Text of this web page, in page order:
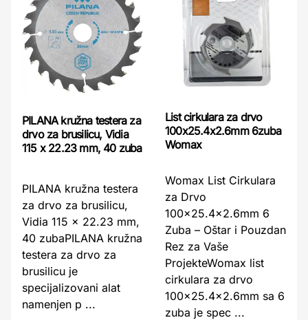
PILANA kružna testera za
drvo za brusilicu, Vidia
115 x 22.23 mm, 40 zuba
PILANA kružna testera
za drvo za brusilicu,
Vidia 115 x 22.23 mm,
40 zubaPILANA kružna
testera za drvo za
brusilicu je
specijalizovani alat
namenjen p ...
List cirkulara za drvo
100x25.4x2.6mm 6zuba
Womax
Womax List Cirkulara
za Drvo
100x25.4x2.6mm 6
Zuba – Oštar i Pouzdan
Rez za Vaše
ProjekteWomax list
cirkulara za drvo
100x25.4x2.6mm sa 6
zuba je spec ...